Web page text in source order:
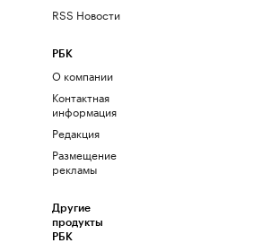
RSS Новости
РБК
О компании
Контактная
информация
Редакция
Размещение
рекламы
Другие
продукты
РБК